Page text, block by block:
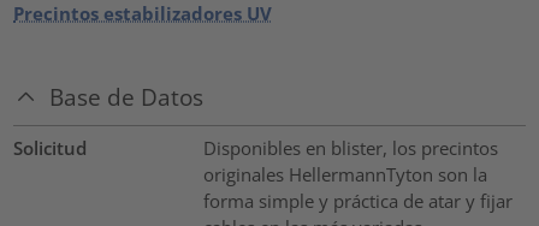
Precintos estabilizadores UV
Base de Datos
Solicitud
Disponibles en blister, los precintos
originales HellermannTyton son la
forma simple y práctica de atar y fijar